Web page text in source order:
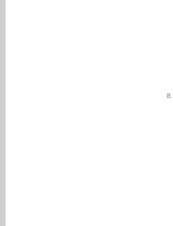
8.